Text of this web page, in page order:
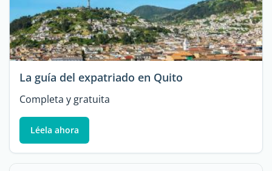
La guía del expatriado en Quito
Completa y gratuita
Léela ahora